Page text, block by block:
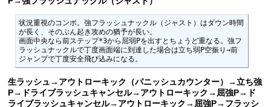
状況重視のコンボ。強フラッシュナックル（ジャスト）はダウン時間
が長く、そのぶん起き攻めの猶予が長い。
画面中央なら前ステップ*3から屈弱Pを出すとちょうど重なる。強フ
ラッシュナックルで丁度画面端に到達した場合は立ち弱P空振り→前
ジャンプで丁度安全飛び込みになる。
生ラッシュ→アウトローキック（パニッシュカウンター）→立ち強
P→ドライブラッシュキャンセル→アウトローキック→屈強P→ド
ライブラッシュキャンセル→アウトローキック→屈強P→フラッシ